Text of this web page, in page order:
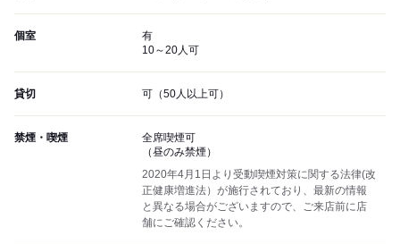
個室
有
10～20人可
貸切 可（50人以上可）
禁煙・喫煙
全席喫煙可
（昼のみ禁煙）
2020年4月1日より受動喫煙対策に関する法律(改
正健康増進法）が施行されており、最新の情報
と異なる場合がございますので、ご来店前に店
舗にご確認ください。